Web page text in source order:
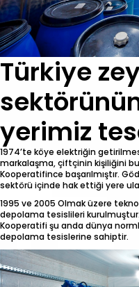
Türkiye
yerimiz
1974’te köye elektriğin
markalaşma, çiftçinin kişiliğini
Kooperatifince başarılmıştır.
sektörü içinde hak ettiği yere
1995 ve 2005 Olmak üzere
depolama tesislileri
Kooperatifi şu anda dünya
depolama tesislerine sahiptir.